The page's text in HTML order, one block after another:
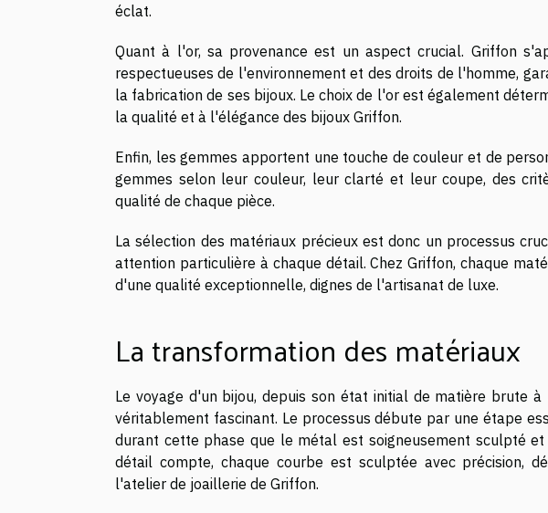
éclat.
Quant à l'or, sa provenance est un aspect crucial. Griffon
respectueuses de l'environnement et des droits de l'homme,
la fabrication de ses bijoux. Le choix de l'or est également
la qualité et à l'élégance des bijoux Griffon.
Enfin, les gemmes apportent une touche de couleur et de
gemmes selon leur couleur, leur clarté et leur coupe, des
qualité de chaque pièce.
La sélection des matériaux précieux est donc un processus
attention particulière à chaque détail. Chez Griffon, chaque
d'une qualité exceptionnelle, dignes de l'artisanat de luxe.
La transformation des matériaux
Le voyage d'un bijou, depuis son état initial de matière brute
véritablement fascinant. Le processus débute par une étape
durant cette phase que le métal est soigneusement sculpté
détail compte, chaque courbe est sculptée avec précision,
l'atelier de joaillerie de Griffon.